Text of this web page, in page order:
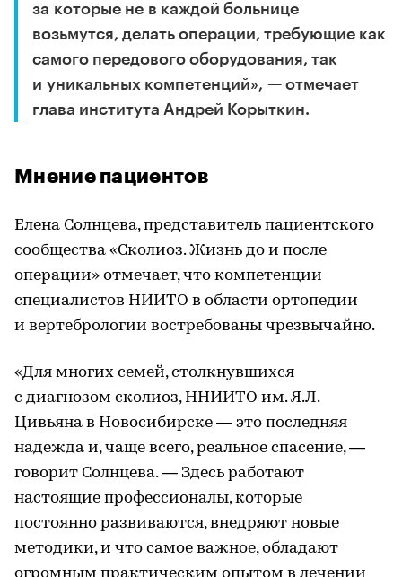
за которые не в каждой больнице
возьмутся, делать операции, требующие как
самого передового оборудования, так
и уникальных компетенций», — отмечает
глава института Андрей Корыткин.
Мнение пациентов
Елена Солнцева, представитель пациентского
сообщества «Сколиоз. Жизнь до и после
операции» отмечает, что компетенции
специалистов НИИТО в области ортопедии
и вертебрологии востребованы чрезвычайно.
«Для многих семей, столкнувшихся
с диагнозом сколиоз, ННИИТО им. Я.Л.
Цивьяна в Новосибирске — это последняя
надежда и, чаще всего, реальное спасение, —
говорит Солнцева. — Здесь работают
настоящие профессионалы, которые
постоянно развиваются, внедряют новые
методики, и что самое важное, обладают